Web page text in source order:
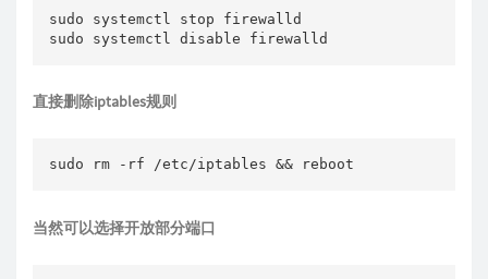
sudo systemctl stop firewalld
直接删除iptables规则
当然可以选择开放部分端口